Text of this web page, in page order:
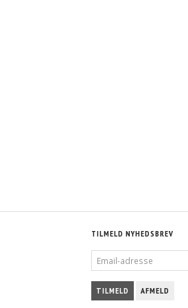
TILMELD NYHEDSBREV
ADRESSE
TILMELD AFMELD